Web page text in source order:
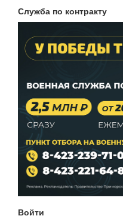
Служба по контракту
Войти